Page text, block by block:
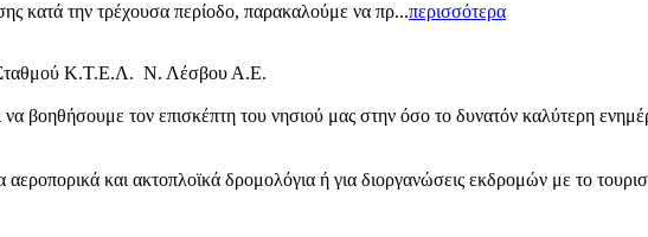
κατά την τρέχουσα περίοδο, παρακαλούμε να πρ...περισσότερα
Σταθμού Κ.Τ.Ε.Λ. Ν. Λέσβου Α.Ε.
βοηθήσουμε τον επισκέπτη του νησιού μας στην όσο το δυνατόν καλύτερη
αεροπορικά και ακτοπλοϊκά δρομολόγια ή για διοργανώσεις εκδρομών με το